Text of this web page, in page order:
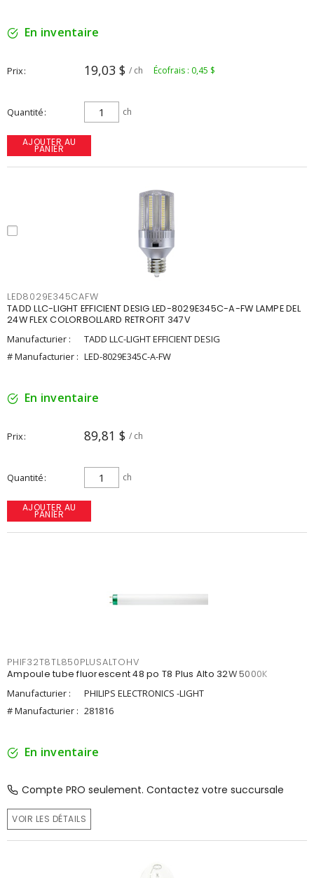
En inventaire
Prix 19,03 $ / ch Écofrais : 0,45 $
Quantité ch
AJOUTER AU
PANIER
LED8029E345CAFW
TADD LLC-LIGHT EFFICIENT DESIG LED-8029E345C-A-FW LAMPE DEL
24W FLEX COLORBOLLARD RETROFIT 347V
Manufacturier :
TADD LLC-LIGHT EFFICIENT DESIG
# Manufacturier : LED-8029E345C-A-FW
En inventaire
Prix 89,81 $ / ch
Quantité ch
AJOUTER AU
PANIER
PHIF32T8TL850PLUSALTOHV
Ampoule tube fluorescent 48 po T8 Plus Alto 32W 5000K
Manufacturier :
PHILIPS ELECTRONICS -LIGHT
# Manufacturier : 281816
En inventaire
Compte PRO seulement. Contactez votre succursale
VOIR LES DÉTAILS